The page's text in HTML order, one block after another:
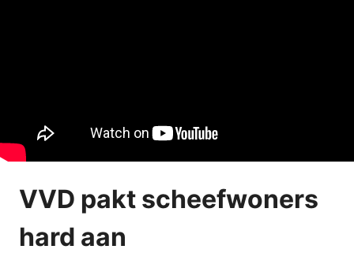
VVD pakt scheefwoners
hard aan